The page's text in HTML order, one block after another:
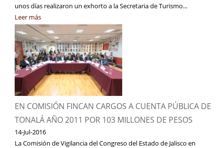
unos días realizaron un exhorto a la Secretaria de Turismo...
Leer más
EN COMISIÓN FINCAN CARGOS A CUENTA PÚBLICA DE
TONALÁ AÑO 2011 POR 103 MILLONES DE PESOS
14-Jul-2016
La Comisión de Vigilancia del Congreso del Estado de Jalisco en